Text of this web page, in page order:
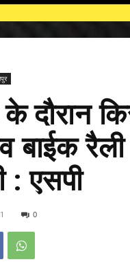
दौरान
बाईक
: एसपी
0